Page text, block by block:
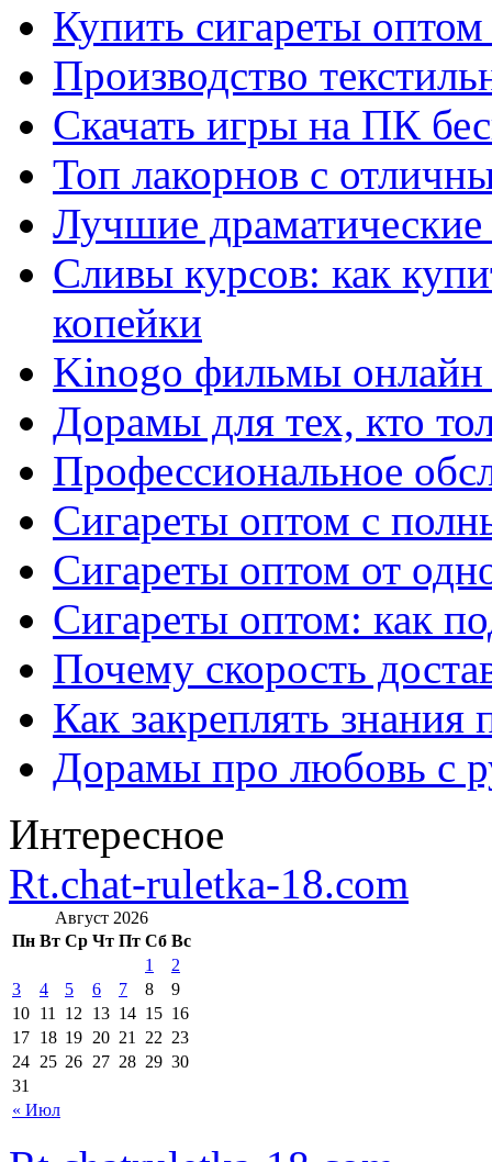
Купить сигареты
Производство
Скачать игры на ПК
Топ лакорнов с
Лучшие
Сливы курсов: как
копейки
Kinogo фильмы онлайн
Дорамы для тех, кто
Профессиональное
Сигареты оптом с
Сигареты оптом от
Сигареты оптом: как
Почему скорость
Как закреплять знания
Дорамы про любовь с
Интересное
Rt.chat-ruletka-18.com
Август 2026
Пн Вт Ср Чт Пт Сб Вс
« Июл
1
2
3
4 5 6 7 8
9
10 11 12 13 14 15 16
17 18 19 20 21 22 23
24 25 26 27 28 29 30
31